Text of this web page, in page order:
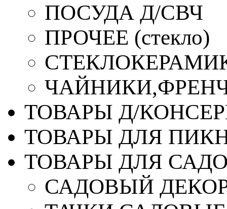
ПОСУДА Д/СВЧ
ПРОЧЕЕ (стекло)
ТОВАРЫ Д/
ТОВАРЫ ДЛЯ
ТОВАРЫ ДЛЯ
САДОВЫЙ